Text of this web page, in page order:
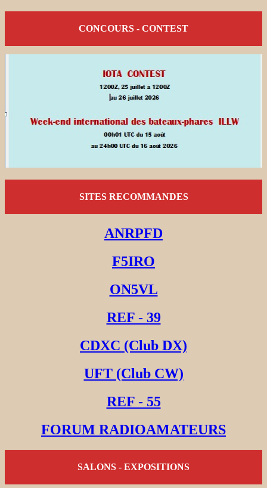
CONCOURS - CONTEST
SITES RECOMMANDES
ANRPFD
F5IRO
ON5VL
REF - 39
CDXC (Club DX)
UFT (Club CW)
REF - 55
FORUM RADIOAMATEURS
SALONS - EXPOSITIONS